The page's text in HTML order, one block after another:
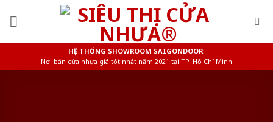
HỆ THỐNG SHOWROOM SAIGONDOOR
Nơi bán cửa nhựa giá tốt nhất năm 2021 tại TP. Hồ Chí Minh